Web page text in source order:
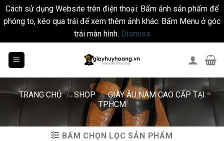
Cách sử dụng Website trên điện thoại: Bấm ảnh sản phẩm để
phóng to, kéo qua trái để xem thêm ảnh khác. Bấm Menu ở góc
trái màn hình. Dismiss
TRANG CHỦ / SHOP / GIÀY ÂU NAM CAO CẤP TẠI
TPHCM
BẤM CHỌN LỌC SẢN PHẨM